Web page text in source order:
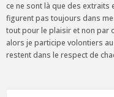
ce ne sont là que des extraits
figurent pas toujours dans
tout pour le plaisir et non par
alors je participe volontiers
restent dans le respect de